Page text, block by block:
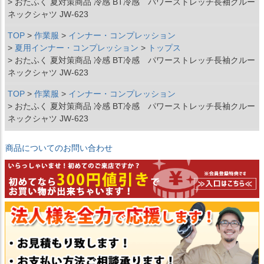
ネックシャツ JW-623
TOP 作業服
インナー・コンプレッション
夏用インナー・コンプレッション
トップス
おたふく 夏対策商品 冷感 BT冷感 パワーストレッチ長袖クルー
ネックシャツ JW-623
TOP 作業服
インナー・コンプレッション
おたふく 夏対策商品 冷感 BT冷感 パワーストレッチ長袖クルー
ネックシャツ JW-623
商品についてのお問い合わせ